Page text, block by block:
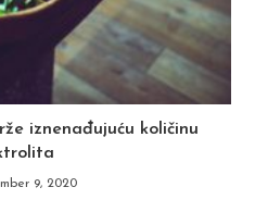
iznenađujuću količinu
9, 2020